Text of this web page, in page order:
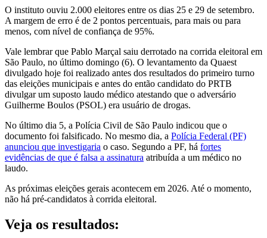
O instituto ouviu 2.000 eleitores entre os dias 25 e 29 de setembro.
A margem de erro é de 2 pontos percentuais, para mais ou para
menos, com nível de confiança de 95%.
Vale lembrar que Pablo Marçal saiu derrotado na corrida eleitoral em
São Paulo, no último domingo (6). O levantamento da Quaest
divulgado hoje foi realizado antes dos resultados do primeiro turno
das eleições municipais e antes do então candidato do PRTB
divulgar um suposto laudo médico atestando que o adversário
Guilherme Boulos (PSOL) era usuário de drogas.
No último dia 5, a Polícia Civil de São Paulo indicou que o
documento foi falsificado. No mesmo dia, a Polícia Federal (PF)
anunciou que investigaria o caso. Segundo a PF, há fortes
evidências de que é falsa a assinatura atribuída a um médico no
laudo.
As próximas eleições gerais acontecem em 2026. Até o momento,
não há pré-candidatos à corrida eleitoral.
Veja os resultados: